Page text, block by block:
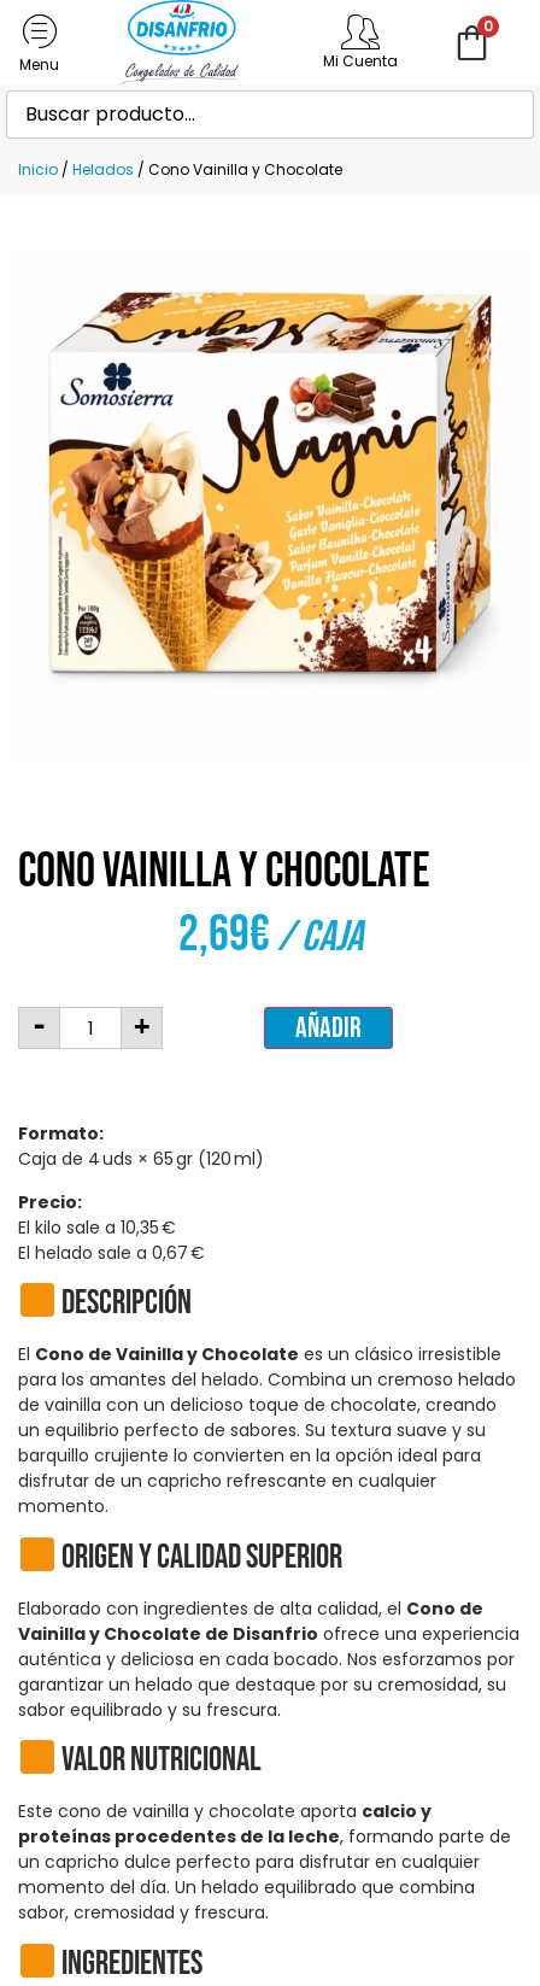
Mi Cuenta
0
Inicio / Helados / Cono Vainilla y Chocolate
Cono Vainilla y Chocolate
2,69€/ caja
- + Añadir
Formato:
Caja de 4 uds × 65 gr (120 ml)
Precio:
El kilo sale a 10,35 €
El helado sale a 0,67 €
Descripción
El Cono de Vainilla y Chocolate es un clásico irresistible
para los amantes del helado. Combina un cremoso helado
de vainilla con un delicioso toque de chocolate, creando
un equilibrio perfecto de sabores. Su textura suave y su
barquillo crujiente lo convierten en la opción ideal para
disfrutar de un capricho refrescante en cualquier
momento.
Origen y calidad superior
Elaborado con ingredientes de alta calidad, el Cono de
Vainilla y Chocolate de Disanfrio ofrece una experiencia
auténtica y deliciosa en cada bocado. Nos esforzamos por
garantizar un helado que destaque por su cremosidad, su
sabor equilibrado y su frescura.
Valor nutricional
Este cono de vainilla y chocolate aporta calcio y
proteínas procedentes de la leche, formando parte de
un capricho dulce perfecto para disfrutar en cualquier
momento del día. Un helado equilibrado que combina
sabor, cremosidad y frescura.
Ingredientes